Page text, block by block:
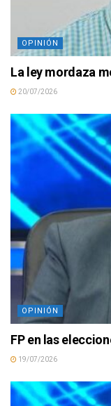
OPINIÓN
La ley mordaza
20/07/2026
OPINIÓN
FP en las
19/07/2026